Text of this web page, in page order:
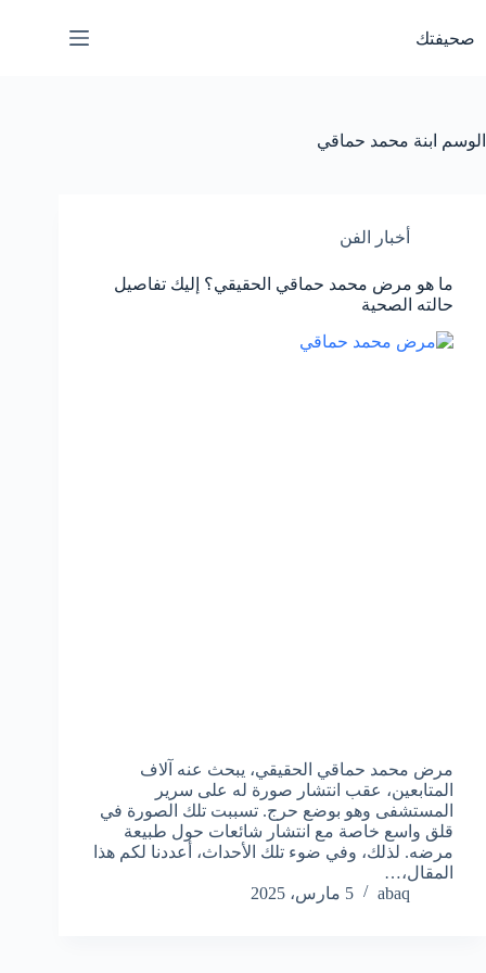
المحتوى
صحيفتك
الوسم ابنة محمد حماقي
أخبار الفن
ما هو مرض محمد حماقي الحقيقي؟ إليك تفاصيل
حالته الصحية
مرض محمد حماقي الحقيقي، يبحث عنه آلاف
المتابعين، عقب انتشار صورة له على سرير
المستشفى وهو بوضع حرج. تسببت تلك الصورة في
قلق واسع خاصة مع انتشار شائعات حول طبيعة
مرضه. لذلك، وفي ضوء تلك الأحداث، أعددنا لكم هذا
المقال،…
abaq
5 مارس، 2025